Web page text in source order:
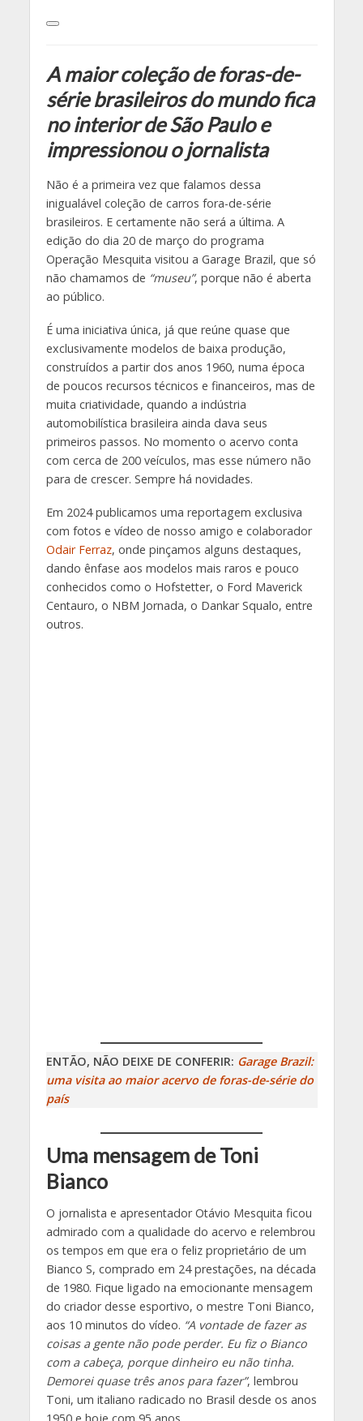
A maior coleção de foras-de-
série brasileiros do mundo fica
no interior de São Paulo e
impressionou o jornalista
Não é a primeira vez que falamos dessa
inigualável coleção de carros fora-de-série
brasileiros. E certamente não será a última. A
edição do dia 20 de março do programa
Operação Mesquita visitou a Garage Brazil, que só
não chamamos de “museu”, porque não é aberta
ao público.
É uma iniciativa única, já que reúne quase que
exclusivamente modelos de baixa produção,
construídos a partir dos anos 1960, numa época
de poucos recursos técnicos e financeiros, mas de
muita criatividade, quando a indústria
automobilística brasileira ainda dava seus
primeiros passos. No momento o acervo conta
com cerca de 200 veículos, mas esse número não
para de crescer. Sempre há novidades.
Em 2024 publicamos uma reportagem exclusiva
com fotos e vídeo de nosso amigo e colaborador
Odair Ferraz, onde pinçamos alguns destaques,
dando ênfase aos modelos mais raros e pouco
conhecidos como o Hofstetter, o Ford Maverick
Centauro, o NBM Jornada, o Dankar Squalo, entre
outros.
ENTÃO, NÃO DEIXE DE CONFERIR: Garage Brazil:
uma visita ao maior acervo de foras-de-série do
país
Uma mensagem de Toni
Bianco
O jornalista e apresentador Otávio Mesquita ficou
admirado com a qualidade do acervo e relembrou
os tempos em que era o feliz proprietário de um
Bianco S, comprado em 24 prestações, na década
de 1980. Fique ligado na emocionante mensagem
do criador desse esportivo, o mestre Toni Bianco,
aos 10 minutos do vídeo. “A vontade de fazer as
coisas a gente não pode perder. Eu fiz o Bianco
com a cabeça, porque dinheiro eu não tinha.
Demorei quase três anos para fazer”, lembrou
Toni, um italiano radicado no Brasil desde os anos